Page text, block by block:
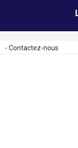
- Contactez-nous